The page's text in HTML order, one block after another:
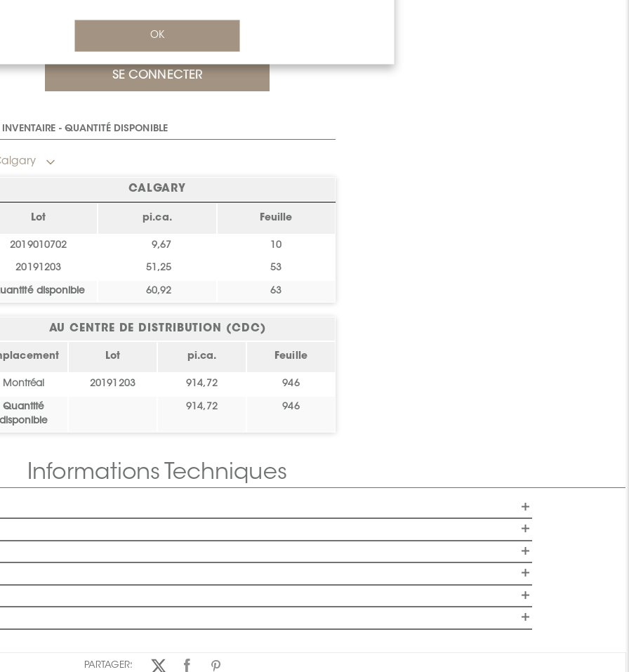
OK
$12.56/pi.ca.
RSS-1434-Gatsby
INVENTAIRE - QUANTITÉ DISPONIBLE
CALGARY
Lot pi.ca. Feuille
2019010702 9,67 10
20191203 51,25 53
disponible 60,92 63
AU CENTRE DE DISTRIBUTION (CDC)
Lot pi.ca. Feuille
Montréal 20191203 914,72 946
Quantité
914,72 946
Informations Techniques
PARTAGER: